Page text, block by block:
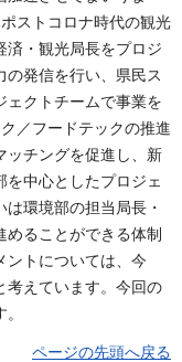
ストコロナ時代の観光
済・観光局長をプロジ
の発信を行い、県民ス
ェクトチームで事業を
／フードテックの推進
ッチングを促進し、新
中心としたプロジェ
環境部の担当局長・
めることができる体制
ントについては、今
考えています。今回の
ページの先頭へ戻る